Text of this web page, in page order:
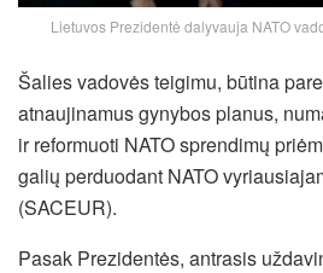
Lietuvos Prezidentė dalyvauja NATO
Šalies vadovės teigimu, būtina
atnaujinamus gynybos planus,
ir reformuoti NATO sprendimų
galių perduodant NATO
(SACEUR).
Pasak Prezidentės, antrasis